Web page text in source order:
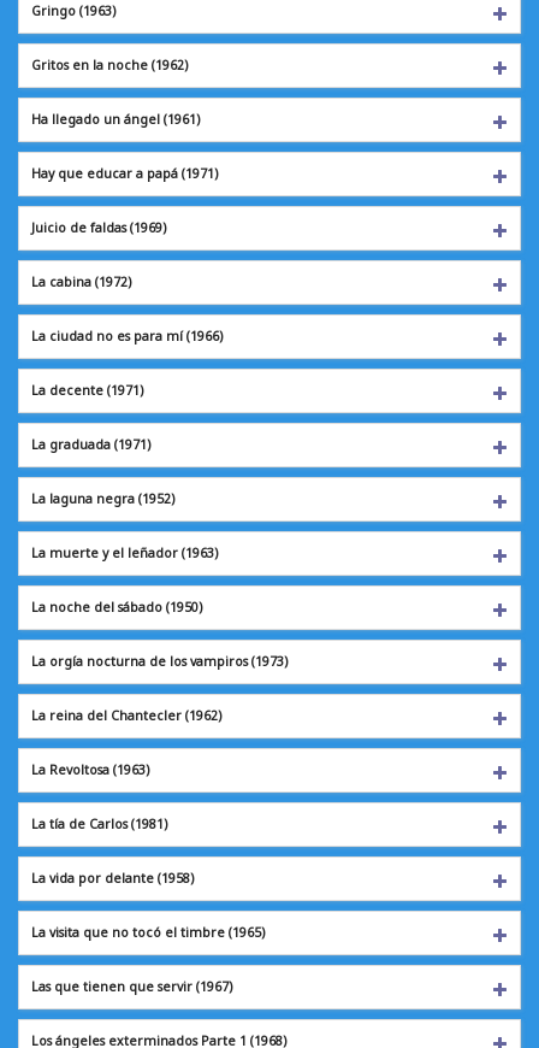
Gringo (1963)
Gritos en la noche (1962)
Ha llegado un ángel (1961)
Hay que educar a papá (1971)
Juicio de faldas(1969)
La cabina (1972)
La ciudad no es para mí (1966)
La decente (1971)
La graduada (1971)
La laguna negra (1952)
La muerte y el leñador (1963)
La noche del sábado (1950)
La orgía nocturna de los vampiros (1973)
La reina del Chantecler (1962)
La Revoltosa (1963)
La tía de Carlos(1981)
La vida por delante (1958)
La visita que no tocó el timbre (1965)
Las que tienen que servir (1967)
Los ángeles exterminados Parte 1 (1968)